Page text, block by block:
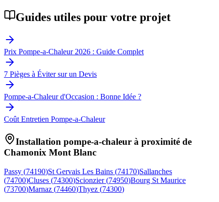
Guides utiles pour votre projet
Prix Pompe-a-Chaleur 2026 : Guide Complet
7 Pièges à Éviter sur un Devis
Pompe-a-Chaleur d'Occasion : Bonne Idée ?
Coût Entretien Pompe-a-Chaleur
Installation pompe-a-chaleur à proximité de
Chamonix Mont Blanc
Passy (74190)St Gervais Les Bains (74170)Sallanches
(74700)Cluses (74300)Scionzier (74950)Bourg St Maurice
(73700)Marnaz (74460)Thyez (74300)